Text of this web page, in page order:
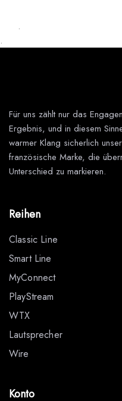
.
.
Für uns zählt nur das
Ergebnis, und in diesem
warmer Klang sicherlich
französische Marke, die
Unterschied zu markieren.
Reihen
Classic Line
Smart Line
MyConnect
PlayStream
WTX
Lautsprecher
Wire
Konto